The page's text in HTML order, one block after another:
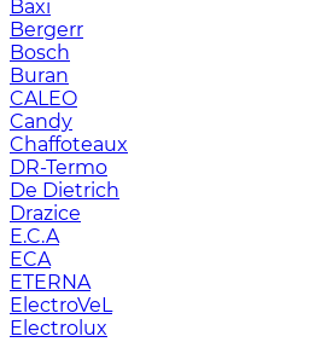
Baxi
Bergerr
Bosch
Buran
CALEO
Candy
Chaffoteaux
DR-Termo
De Dietrich
Drazice
E.C.A
ECA
ETERNA
ElectroVeL
Electrolux